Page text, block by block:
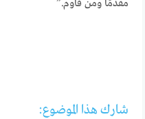
مقدمًا ومن قاوم.”
شارك هذا الموضوع: